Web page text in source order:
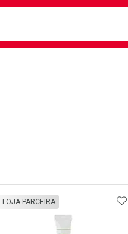
AOS FAVORITOS
LOJA PARCEIRA